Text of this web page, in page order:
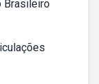
Brasileiro